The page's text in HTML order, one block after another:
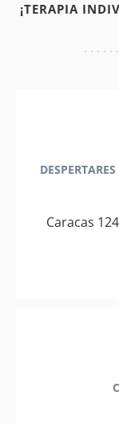
¡TERAPIA
Caracas